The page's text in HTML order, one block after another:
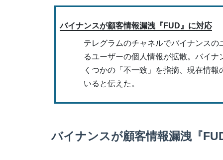
バイナンスが顧客情報漏洩『FUD』に対応
テレグラムのチャネルでバイナンスの
るユーザーの個人情報が拡散。バイナ
くつかの「不一致」を指摘、現在情報
いると伝えた。
バイナンスが顧客情報漏洩『